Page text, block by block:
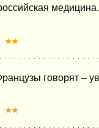
медицина.
★★
говорят –
★★